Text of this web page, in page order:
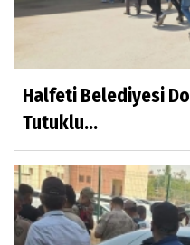
Halfeti Belediyesi
Tutuklu...